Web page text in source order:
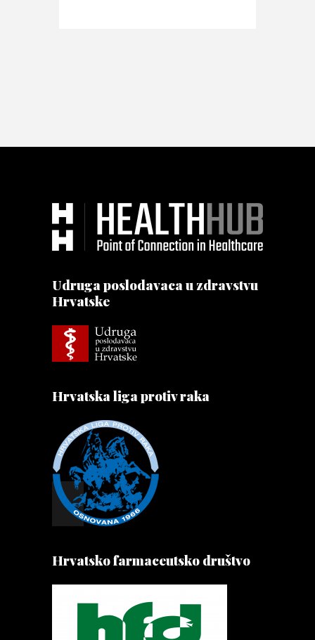
Udruga poslodavaca u zdravstvu
Hrvatske
Hrvatska liga protiv raka
Hrvatsko farmaceutsko društvo